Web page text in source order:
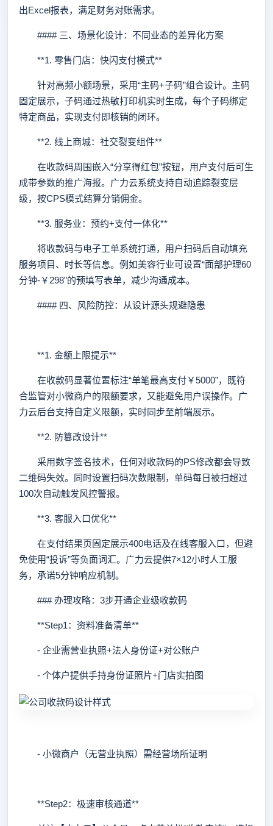
出Excel报表，满足财务对账需求。
#### 三、场景化设计：不同业态的差异化方案
**1. 零售门店：快闪支付模式**
针对高频小额场景，采用“主码+子码”组合设计。主码
固定展示，子码通过热敏打印机实时生成，每个子码绑定
特定商品，实现支付即核销的闭环。
**2. 线上商城：社交裂变组件**
在收款码周围嵌入“分享得红包”按钮，用户支付后可生
成带参数的推广海报。广力云系统支持自动追踪裂变层
级，按CPS模式结算分销佣金。
**3. 服务业：预约+支付一体化**
将收款码与电子工单系统打通，用户扫码后自动填充
服务项目、时长等信息。例如美容行业可设置“面部护理60
分钟-￥298”的预填写表单，减少沟通成本。
#### 四、风险防控：从设计源头规避隐患
**1. 金额上限提示**
在收款码显著位置标注“单笔最高支付￥5000”，既符
合监管对小微商户的限额要求，又能避免用户误操作。广
力云后台支持自定义限额，实时同步至前端展示。
**2. 防篡改设计**
采用数字签名技术，任何对收款码的PS修改都会导致
二维码失效。同时设置扫码次数限制，单码每日被扫超过
100次自动触发风控警报。
**3. 客服入口优化**
在支付结果页固定展示400电话及在线客服入口，但避
免使用“投诉”等负面词汇。广力云提供7×12小时人工服
务，承诺5分钟响应机制。
### 办理攻略：3步开通企业级收款码
**Step1：资料准备清单**
- 企业需营业执照+法人身份证+对公账户
- 个体户提供手持身份证照片+门店实拍图
- 小微商户（无营业执照）需经营场所证明
**Step2：极速审核通道**